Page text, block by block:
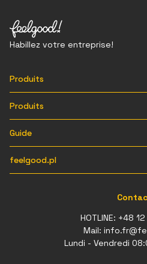
Habillez votre entreprise!
Produits
Produits
Guide
feelgood.pl
HOTLINE: +48
Mail:
Lundi - Vendredi